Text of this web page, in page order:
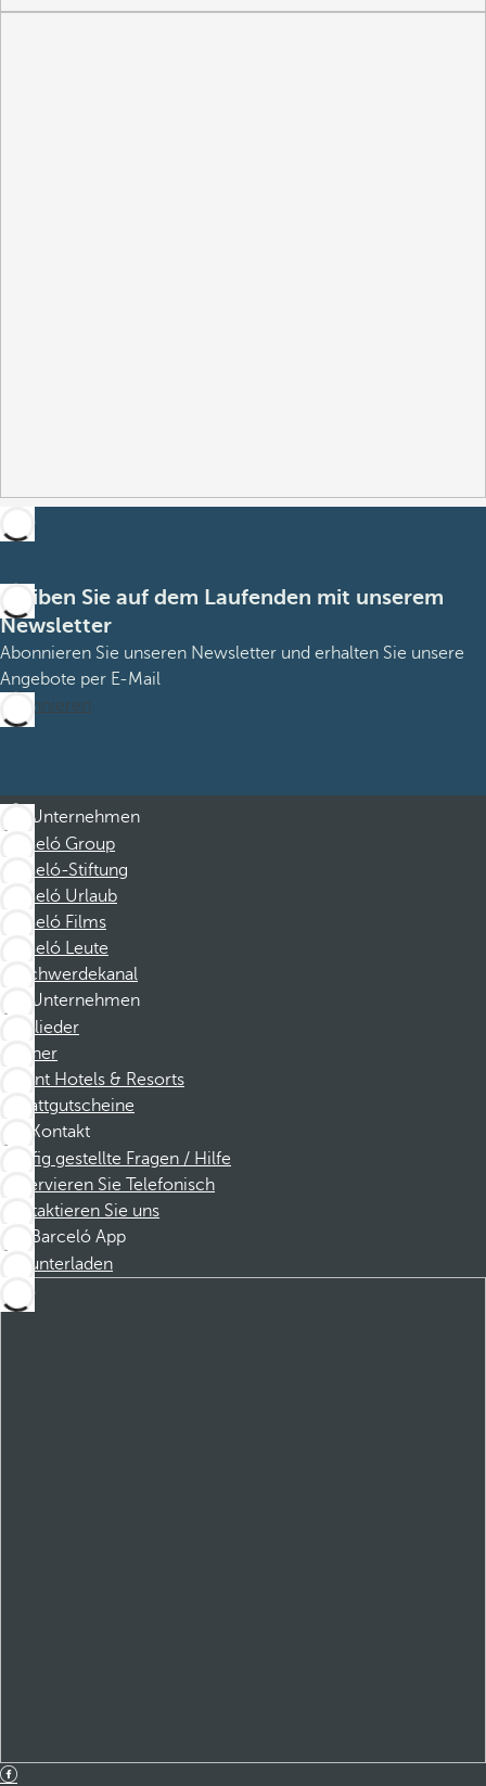
Bleiben Sie auf dem Laufenden mit unserem
Newsletter
Abonnieren Sie unseren Newsletter und erhalten Sie unsere
Angebote per E-Mail
Abonnieren
Unternehmen
Barceló Group
Barceló-Stiftung
Barceló Urlaub
Barceló Films
Barceló Leute
Beschwerdekanal
Unternehmen
Mitglieder
Partner
Dorint Hotels & Resorts
Rabattgutscheine
Kontakt
Häufig gestellte Fragen / Hilfe
Reservieren Sie Telefonisch
Kontaktieren Sie uns
Barceló App
Herunterladen